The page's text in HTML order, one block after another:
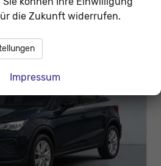
die Zukunft widerrufen.
Impressum